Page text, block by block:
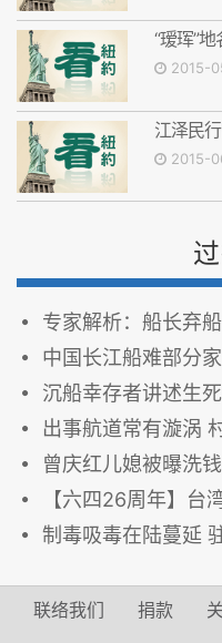
“瑷珲”
2015-
江泽民
2015-
专家解析：船长弃
中国长江船难部分
沉船幸存者讲述生死
出事航道常有漩涡
曾庆红儿媳被曝洗
【六四26周年】台湾纪
制毒吸毒在陆蔓延
联络我们 捐款